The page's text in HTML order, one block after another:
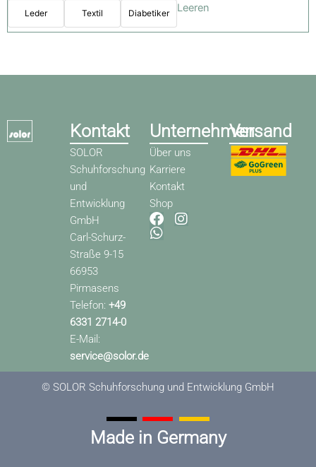
Leder Textil Diabetiker Leeren
Kontakt
SOLOR
Schuhforschung
und
Entwicklung
GmbH
Carl-Schurz-
Straße 9-15
66953
Pirmasens
Telefon:+49
6331 2714-0
E-Mail:
service@solor.de
Unternehmen
Über uns
Karriere
Kontakt
Shop
F
a
I
W
h
Versand
© SOLOR Schuhforschung und Entwicklung GmbH
Made in Germany